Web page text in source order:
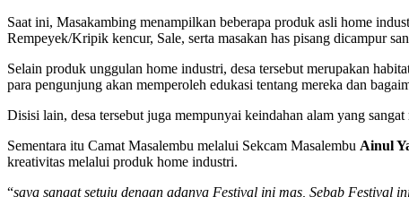
Saat ini, Masakambing menampilkan beberapa produk asli home
Rempeyek/Kripik kencur, Sale, serta masakan has pisang dicampur
Selain produk unggulan home industri, desa tersebut merupakan
para pengunjung akan memperoleh edukasi tentang mereka dan
Disisi lain, desa tersebut juga mempunyai keindahan alam yang
Sementara itu Camat Masalembu melalui Sekcam Masalembu Ainul
kreativitas melalui produk home industri.
“saya sangat setuju dengan adanya Festival ini mas, Sebab Festival